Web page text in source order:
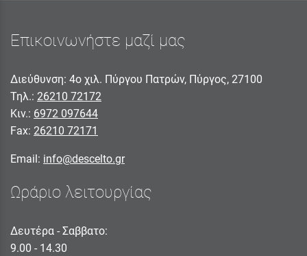
Επικοινωνήστε μαζί μας
Διεύθυνση: 4ο χιλ. Πύργου Πατρών, Πύργος, 27100
Τηλ.: 26210 72172
Κιν.: 6972 097644
Fax: 26210 72171
Email: info@descelto.gr
Ωράριο λειτουργίας
Δευτέρα - Σαββατο:
9.00 - 14.30